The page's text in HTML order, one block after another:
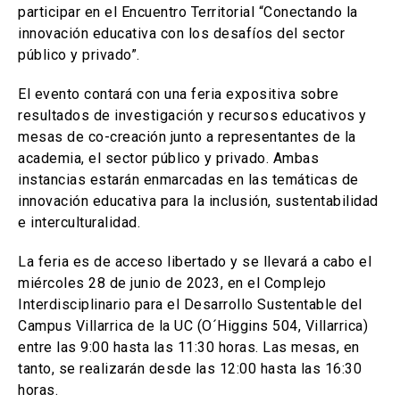
participar en el Encuentro Territorial “Conectando la
innovación educativa con los desafíos del sector
público y privado”.
El evento contará con una feria expositiva sobre
resultados de investigación y recursos educativos y
mesas de co-creación junto a representantes de la
academia, el sector público y privado. Ambas
instancias estarán enmarcadas en las temáticas de
innovación educativa para la inclusión, sustentabilidad
e interculturalidad.
La feria es de acceso libertado y se llevará a cabo el
miércoles 28 de junio de 2023, en el Complejo
Interdisciplinario para el Desarrollo Sustentable del
Campus Villarrica de la UC (O´Higgins 504, Villarrica)
entre las 9:00 hasta las 11:30 horas. Las mesas, en
tanto, se realizarán desde las 12:00 hasta las 16:30
horas.